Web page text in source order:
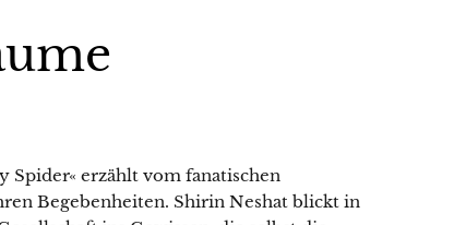
erzählt vom fanatischen
Begebenheiten. Shirin Neshat blickt in